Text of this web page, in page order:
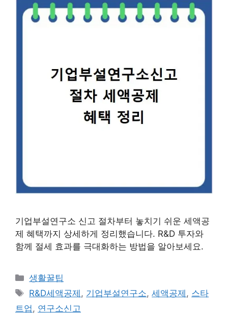
기업부설연구소 신고 절차부터 놓치기 쉬운 세액공
제 혜택까지 상세하게 정리했습니다. R&D 투자와
함께 절세 효과를 극대화하는 방법을 알아보세요.
카
테
생활꿀팁
태
그
R&D세액공제 , 기업부설연구소,세액공제 , 스타
트업, 연구소신고